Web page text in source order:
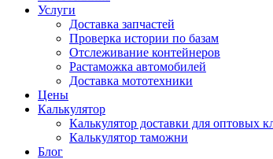
Услуги
Доставка запчастей
Проверка истории по базам
Отслеживание контейнеров
Растаможка автомобилей
Доставка мототехники
Цены
Калькулятор
Калькулятор доставки для оптовых
Калькулятор таможни
Блог